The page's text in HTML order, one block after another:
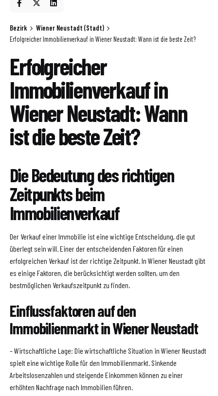
Bezirk
Wiener Neustadt (Stadt)
Erfolgreicher Immobilienverkauf in Wiener Neustadt: Wann ist die beste Zeit?
Erfolgreicher
Immobilienverkauf in
Wiener Neustadt: Wann
ist die beste Zeit?
Die Bedeutung des richtigen
Zeitpunkts beim
Immobilienverkauf
Der Verkauf einer Immobilie ist eine wichtige Entscheidung, die gut
überlegt sein will. Einer der entscheidenden Faktoren für einen
erfolgreichen Verkauf ist der richtige Zeitpunkt. In Wiener Neustadt gibt
es einige Faktoren, die berücksichtigt werden sollten, um den
bestmöglichen Verkaufszeitpunkt zu finden.
Einflussfaktoren auf den
Immobilienmarkt in Wiener Neustadt
– Wirtschaftliche Lage: Die wirtschaftliche Situation in Wiener Neustadt
spielt eine wichtige Rolle für den Immobilienmarkt. Sinkende
Arbeitslosenzahlen und steigende Einkommen können zu einer
erhöhten Nachfrage nach Immobilien führen.